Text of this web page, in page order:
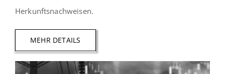
Herkunftsnachweisen.
MEHR DETAILS